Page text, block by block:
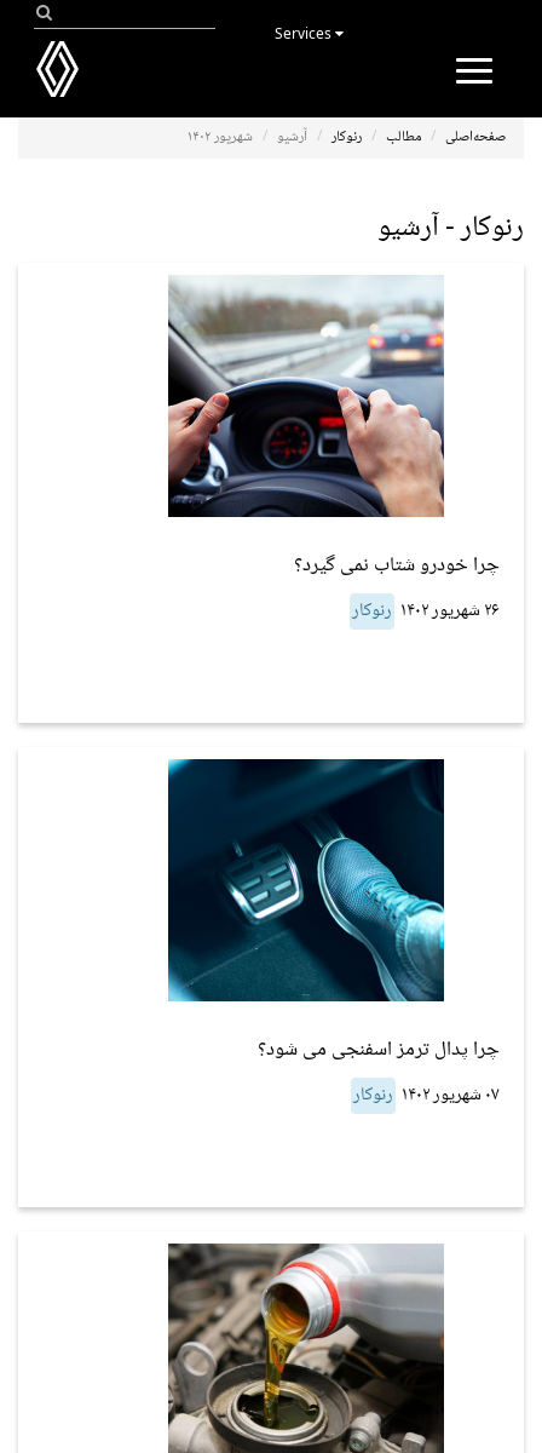
Toggle
صفحه‌اصلی مطالب رنوکار آرشیو شهریور ۱۴۰۲
رنوکار - آرشیو
چرا خودرو شتاب نمی گیرد؟
۲۶ شهریور ۱۴۰۲ رنوکار
چرا پدال ترمز اسفنجی می شود؟
۰۷ شهریور ۱۴۰۲ رنوکار